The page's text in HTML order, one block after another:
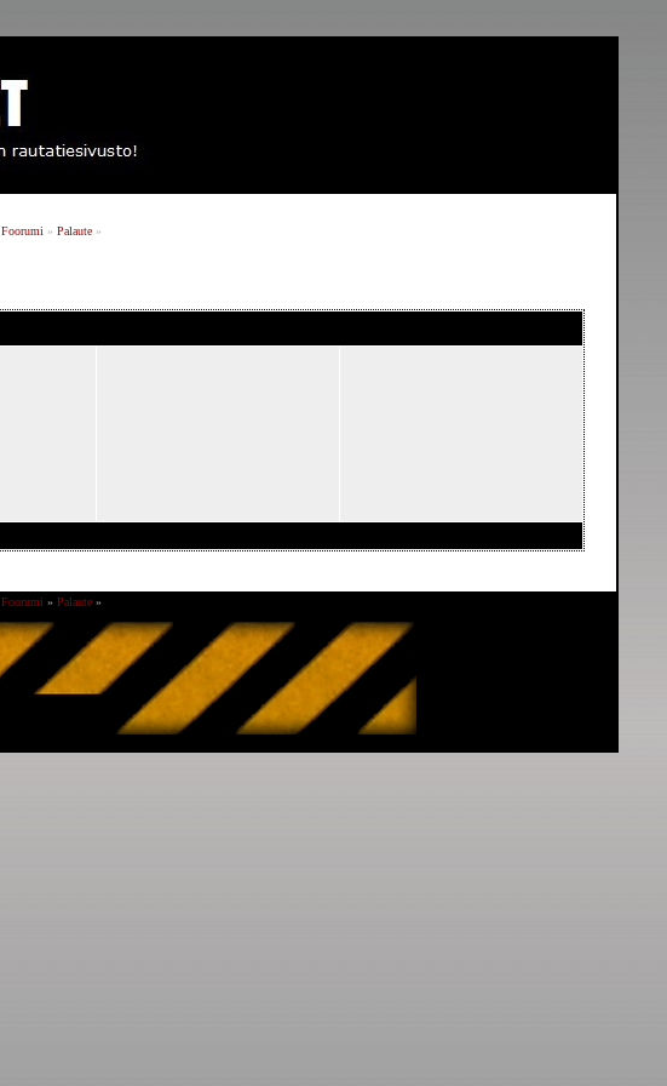
Foorumi » Palaute»
Foorumi » Palaute»